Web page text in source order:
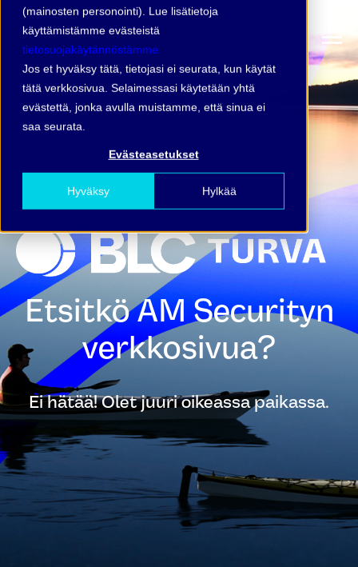
(mainosten personointi). Lue lisätietoja
käyttämistämme evästeistä
tietosuojakäytännöstämme.
Jos et hyväksy tätä, tietojasi ei seurata, kun käytät
tätä verkkosivua. Selaimessasi käytetään yhtä
evästettä, jonka avulla muistamme, että sinua ei
saa seurata.
Evästeasetukset
Hyväksy Hylkää
Etsitkö AM Securityn
verkkosivua?
Ei hätää! Olet juuri oikeassa paikassa.